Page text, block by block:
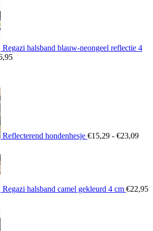
Regazi halsband blauw-neongeel reflectie 4
Prijsklasse:
Reflecterend hondenhesje €15,29 - €23,09
Regazi halsband camel gekleurd 4 cm €22,95